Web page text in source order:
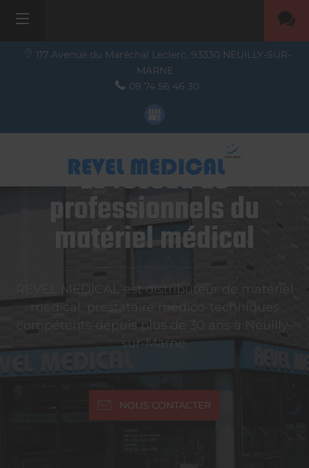
117 Avenue du Maréchal Leclerc, 93330 NEUILLY-SUR-
MARNE
09 74 56 46 30
Le réseau de
professionnels du
matériel médical
REVEL MEDICAL est distributeur de matériel
médical, prestataire médico-techniques
compétents depuis plus de 30 ans à Neuilly-
sur-Marne.
NOUS CONTACTER